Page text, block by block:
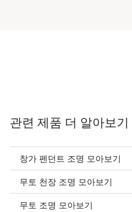
관련 제품 더 알아보기
창가 펜던트 조명 모아보기
무토 천장 조명 모아보기
무토 조명 모아보기